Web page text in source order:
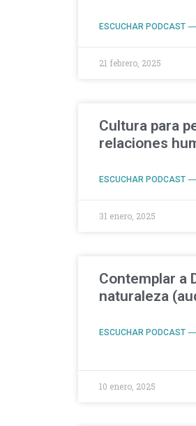
ESCUCHAR PODCAST
21 febrero, 2025
Cultura para
relaciones
ESCUCHAR PODCAST
31 enero, 2025
Contemplar a
naturaleza
ESCUCHAR PODCAST
10 enero, 2025